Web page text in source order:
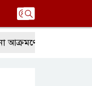
মুখে: সম্পাদক পরিষদ